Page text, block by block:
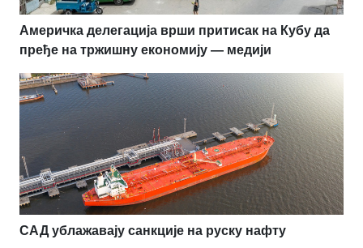
Америчка делегација врши притисак на Кубу да
пређе на тржишну економију — медији
САД ублажавају санкције на руску нафту